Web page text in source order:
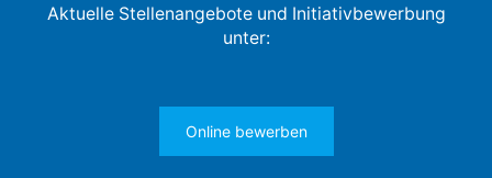
Aktuelle Stellenangebote und Initiativbewerbung
unter:
Online bewerben